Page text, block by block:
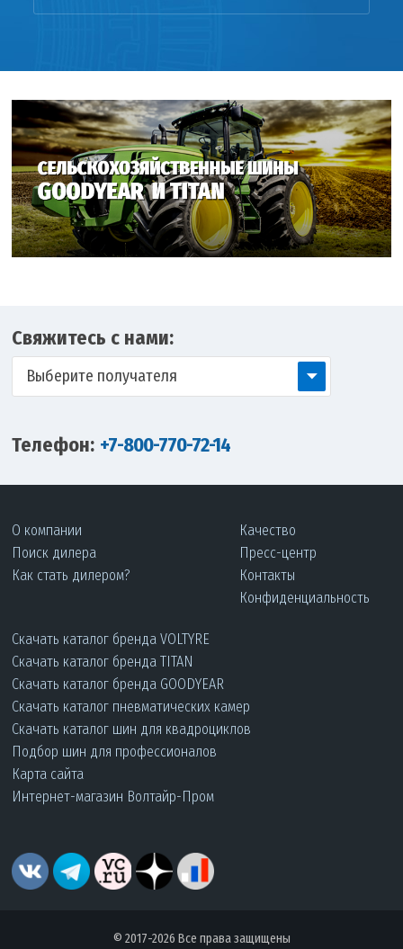
Свяжитесь с нами:
Выберите получателя
Телефон: +7-800-770-72-14
О компании
Поиск дилера
Как стать дилером?
Качество
Пресс-центр
Контакты
Конфиденциальность
Скачать каталог бренда VOLTYRE
Скачать каталог бренда TITAN
Скачать каталог бренда GOODYEAR
Скачать каталог пневматических камер
Скачать каталог шин для квадроциклов
Подбор шин для профессионалов
Карта сайта
Интернет-магазин Волтайр-Пром
© 2017-2026 Все права защищены